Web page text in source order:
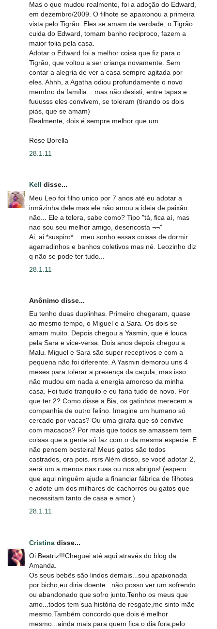
Mas o que mudou realmente, foi a adoção do Edward,
em dezembro/2009. O filhote se apaixonou a primeira
vista pelo Tigrão. Eles se amam de verdade, o Tigrão
cuida do Edward, tomam banho reciproco, fazem a
maior folia pela casa.
Adotar o Edward foi a melhor coisa que fiz para o
Tigrão, que voltou a ser criança novamente. Sem
contar a alegria de ver a casa sempre agitada por
eles. Ahhh, a Agatha odiou profundamente o novo
membro da família... mas não desisti, entre tapas e
fuuusss eles convivem, se toleram (tirando os dois
piás, que se amam)
Realmente, dois é sempre melhor que um.
Rose Borella
28.1.11
Kell disse...
Meu Leo foi filho unico por 7 anos até eu adotar a
irmãzinha dele mas ele não amou a ideia de paixão
não... Ele a tolera, sabe como? Tipo "tá, fica aí, mas
nao sou seu melhor amigo, desencosta ¬¬"
Ai, ai *suspiro*... meu sonho essas coisas de dormir
agarradinhos e banhos coletivos mas né. Leozinho diz
q não se pode ter tudo...
28.1.11
Anônimo disse...
Eu tenho duas duplinhas. Primeiro chegaram, quase
ao mesmo tempo, o Miguel e a Sara. Os dois se
amam muito. Depois chegou a Yasmin, que é louca
pela Sara e vice-versa. Dois anos depois chegou a
Malu. Miguel e Sara são super receptivos e com a
pequena não foi diferente. A Yasmin demorou uns 4
meses para tolerar a presença da caçula, mas isso
não mudou em nada a energia amoroso da minha
casa. Foi tudo tranquilo e eu faria tudo de novo. Por
que ter 2? Como disse a Bia, os gatinhos merecem a
companhia de outro felino. Imagine um humano só
cercado por vacas? Ou uma girafa que só convive
com macacos? Por mais que todos se amassem tem
coisas que a gente só faz com o da mesma especie. E
não pensem besteira! Meus gatos são todos
castrados, ora pois. rsrs Além disso, se você adotar 2,
será um a menos nas ruas ou nos abrigos! (espero
que aqui ninguém ajude a financiar fábrica de filhotes
e adote um dos milhares de cachorros ou gatos que
necessitam tanto de casa e amor.)
28.1.11
Cristina disse...
Oi Beatriz!!!Cheguei até aqui através do blog da
Amanda.
Os seus bebês são lindos demais...sou apaixonada
por bicho,eu diria doente...não posso ver um sofrendo
ou abandonado que sofro junto.Tenho os meus que
amo...todos tem sua história de resgate,me sinto mãe
mesmo.Também concordo que dois é melhor
mesmo...ainda mais para quem fica o dia fora,pelo